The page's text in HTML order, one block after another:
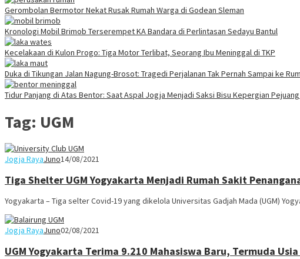
Gerombolan Bermotor Nekat Rusak Rumah Warga di Godean Sleman
Kronologi Mobil Brimob Terserempet KA Bandara di Perlintasan Sedayu Bantul
Kecelakaan di Kulon Progo: Tiga Motor Terlibat, Seorang Ibu Meninggal di TKP
Duka di Tikungan Jalan Nagung-Brosot: Tragedi Perjalanan Tak Pernah Sampai ke
Tidur Panjang di Atas Bentor: Saat Aspal Jogja Menjadi Saksi Bisu Kepergian
Tag: UGM
Jogja RayaJuno14/08/2021
Tiga Shelter UGM Yogyakarta Menjadi Rumah Sakit
Yogyakarta – Tiga selter Covid-19 yang dikelola Universitas Gadjah Mada (UGM)
Jogja RayaJuno02/08/2021
UGM Yogyakarta Terima 9.210 Mahasiswa Baru, Termuda